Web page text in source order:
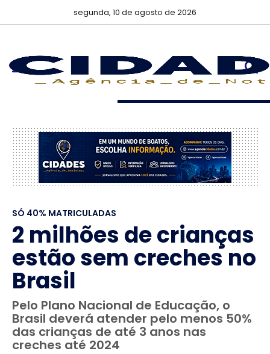
segunda, 10 de agosto de 2026
SÓ 40% MATRICULADAS
2 milhões de crianças
estão sem creches no
Brasil
Pelo Plano Nacional de Educação, o
Brasil deverá atender pelo menos 50%
das crianças de até 3 anos nas
creches até 2024